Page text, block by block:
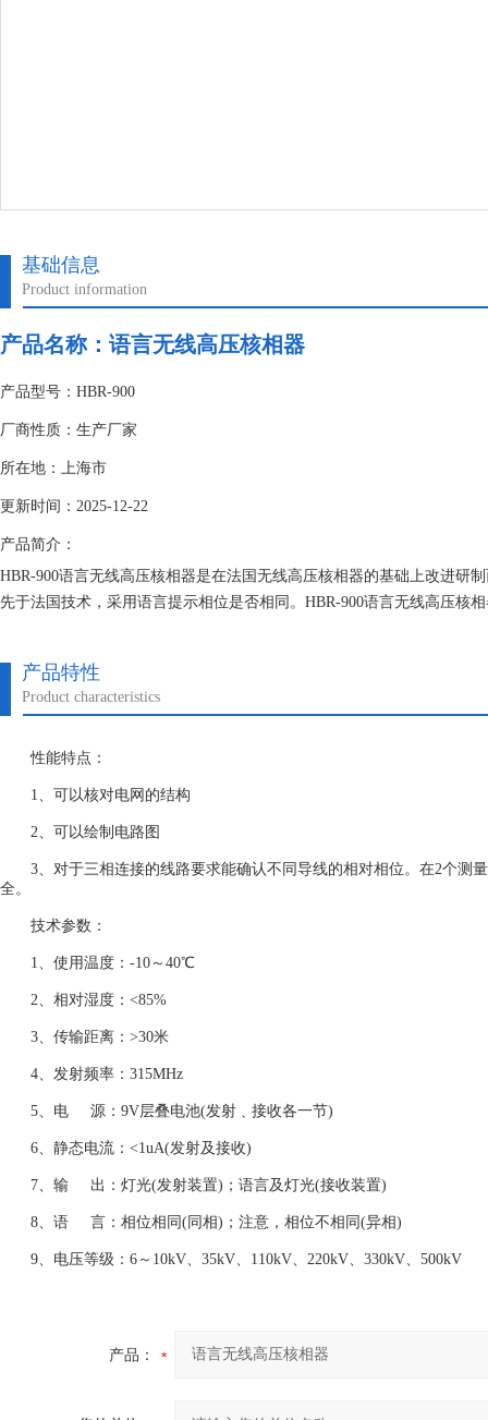
基础信息
Product information
产品名称： 语言无线高压核相器
产品型号：HBR-900
厂商性质：生产厂家
所在地：上海市
更新时间：2025-12-22
产品简介：
HBR-900语言无线高压核相器是在法国无线高压核相器的基础上改进研
先于法国技术，采用语言提示相位是否相同。HBR-900语言无线高压核
产品特性
Product characteristics
性能特点：
1、可以核对电网的结构
2、可以绘制电路图
3、对于三相连接的线路要求能确认不同导线的相对相位。在2个测
全。
技术参数：
1、使用温度：-10～40℃
2、相对湿度：<85%
3、传输距离：>30米
4、发射频率：315MHz
5、电 源：9V层叠电池(发射﹑接收各一节)
6、静态电流：<1uA(发射及接收)
7、输 出：灯光(发射装置)；语言及灯光(接收装置)
8、语 言：相位相同(同相)；注意，相位不相同(异相)
9、电压等级：6～10kV、35kV、110kV、220kV、330kV、500kV
产品：